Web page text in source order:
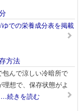
での栄養成分表を掲載
方法
んで涼しい冷暗所で
想で、保存状態がよ
続きを読む